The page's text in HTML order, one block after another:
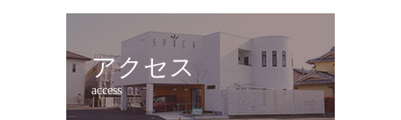
アクセス
access